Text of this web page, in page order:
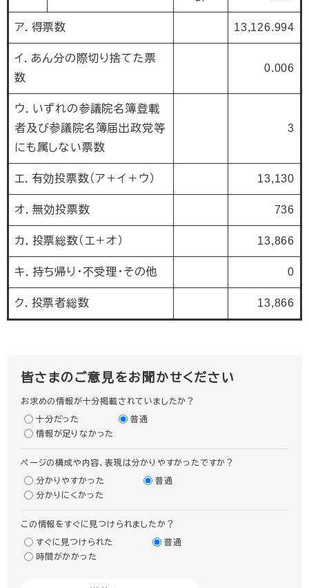
ア．得票数 13,126.994
イ．あん分の際切り捨てた票
数
0.006
ウ．いずれの参議院名簿登載
者及び参議院名簿届出政党等
にも属しない票数
3
エ．有効投票数（ア＋イ＋ウ） 13,130
オ．無効投票数 736
カ．投票総数（エ＋オ） 13,866
キ．持ち帰り・不受理・その他 0
ク．投票者総数 13,866
皆さまのご意見をお聞かせください
お求めの情報が十分掲載されていましたか？
十分だった
普通
情報が足りなかった
ページの構成や内容、表現は分かりやすかったですか？
分かりやすかった
普通
分かりにくかった
この情報をすぐに見つけられましたか？
すぐに見つけられた
普通
時間がかかった